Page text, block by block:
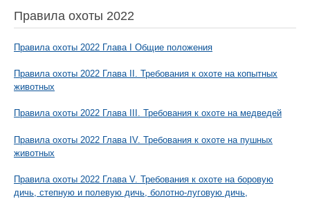
Правила охоты 2022
Правила охоты 2022 Глава I Общие положения
Правила охоты 2022 Глава II. Требования к охоте на копытных
животных
Правила охоты 2022 Глава III. Требования к охоте на медведей
Правила охоты 2022 Глава IV. Требования к охоте на пушных
животных
Правила охоты 2022 Глава V. Требования к охоте на боровую
дичь, степную и полевую дичь, болотно-луговую дичь,